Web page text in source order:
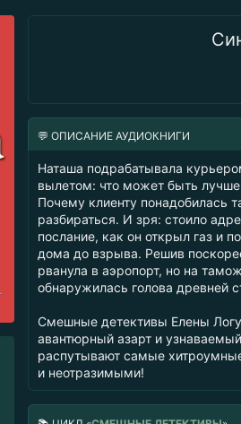
💬 ОПИСАНИЕ АУДИОКНИГИ
Наташа подрабатывала
вылетом: что может быть
Почему клиенту понадобилась
разбираться. И зря: стоило
послание, как он открыл газ и
дома до взрыва. Решив
рванула в аэропорт, но на
обнаружилась голова древней
Смешные детективы Елены
авантюрный азарт и
распутывают самые
и неотразимыми!